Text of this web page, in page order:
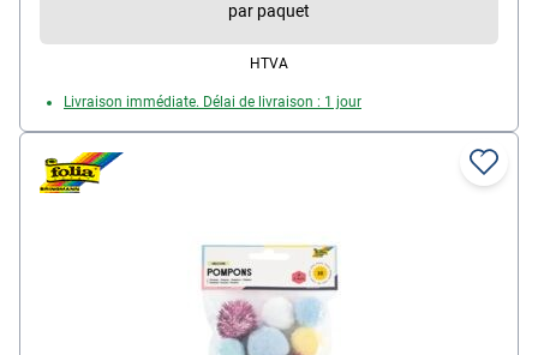
par paquet
HTVA
Livraison immédiate. Délai de livraison : 1 jour